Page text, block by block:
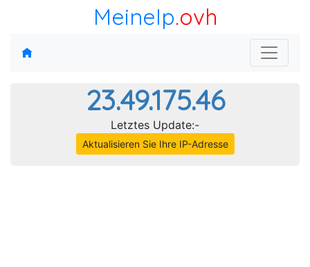
MeineIp.ovh
23.49.175.46
Letztes Update:-
Aktualisieren Sie Ihre IP-Adresse